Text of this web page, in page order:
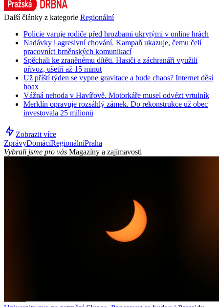
Další články z kategorie Regionální
Policie varuje rodiče před hrozbami ukrytými v online hrách
Nadávky i agresivní chování. Kampaň ukazuje, čemu čelí
pracovníci brněnských komunikací
Spěchali ke zraněnému dítěti. Hasiči a záchranáři využili
přívoz, ušetří až 15 minut
Už příští týden se vypne gravitace a bude chaos? Internet děsí
hoax
Vážná nehoda v Havířově. Motorkáře musel odvézt vrtulník
Merklín opravuje rozsáhlý zámek. Do rekonstrukce už obec
investovala 25 milionů
Zobrazit více
ZprávyDomácíRegionálníPraha
Vybrali jsme pro vás Magazíny a zajímavosti